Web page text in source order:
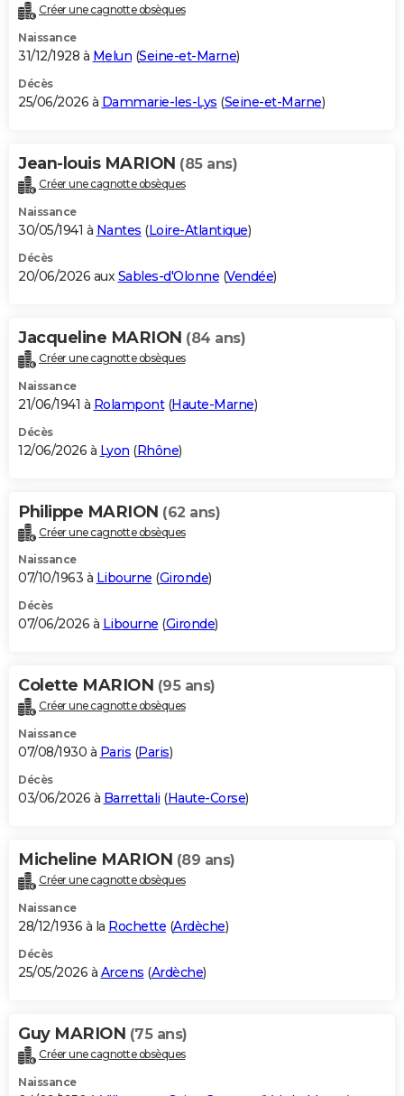
Créer une cagnotte obsèques
Naissance
31/12/1928 à Melun (Seine-et-Marne)
Décès
25/06/2026 à Dammarie-les-Lys (Seine-et-Marne)
Jean-louis MARION (85 ans)
Créer une cagnotte obsèques
Naissance
30/05/1941 à Nantes (Loire-Atlantique)
Décès
20/06/2026 auxSables-d'Olonne (Vendée)
Jacqueline MARION (84 ans)
Créer une cagnotte obsèques
Naissance
21/06/1941 à Rolampont(Haute-Marne)
Décès
12/06/2026 à Lyon (Rhône)
Philippe MARION (62 ans)
Créer une cagnotte obsèques
Naissance
07/10/1963 à Libourne (Gironde)
Décès
07/06/2026 à Libourne (Gironde)
Colette MARION (95 ans)
Créer une cagnotte obsèques
Naissance
07/08/1930 à Paris (Paris)
Décès
03/06/2026 à Barrettali (Haute-Corse)
Micheline MARION (89 ans)
Créer une cagnotte obsèques
Naissance
28/12/1936 à la Rochette (Ardèche)
Décès
25/05/2026 à Arcens (Ardèche)
Guy MARION (75 ans)
Créer une cagnotte obsèques
Naissance